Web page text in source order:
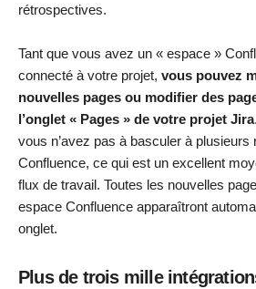
rétrospectives.
Tant que vous avez un « espace »
connecté à votre projet, vous pouvez
nouvelles pages ou modifier des
l’onglet « Pages » de votre projet Jira
vous n’avez pas à basculer à plusieurs
Confluence, ce qui est un excellent
flux de travail. Toutes les nouvelles
espace Confluence apparaîtront
onglet.
Plus de trois mille